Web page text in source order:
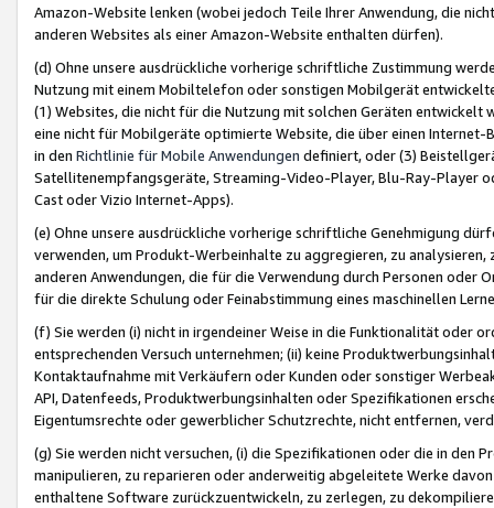
Amazon-Website lenken (wobei jedoch Teile Ihrer Anwendung, die
anderen Websites als einer Amazon-Website enthalten dürfen).
(d) Ohne unsere ausdrückliche vorherige schriftliche Zustimmung
Nutzung mit einem Mobiltelefon oder sonstigen Mobilgerät
(1) Websites, die nicht für die Nutzung mit solchen Geräten
eine nicht für Mobilgeräte optimierte Website, die über einen
in den Richtlinie für Mobile Anwendungen definiert, oder (3)
Satellitenempfangsgeräte, Streaming-Video-Player, Blu-Ray-Player
Cast oder Vizio Internet-Apps).
(e) Ohne unsere ausdrückliche vorherige schriftliche Genehmigung
verwenden, um Produkt-Werbeinhalte zu aggregieren, zu
anderen Anwendungen, die für die Verwendung durch Personen
für die direkte Schulung oder Feinabstimmung eines maschinellen
(f) Sie werden (i) nicht in irgendeiner Weise in die Funktionalität oder
entsprechenden Versuch unternehmen; (ii) keine
Kontaktaufnahme mit Verkäufern oder Kunden oder sonstiger
API, Datenfeeds, Produktwerbungsinhalten oder Spezifikationen
Eigentumsrechte oder gewerblicher Schutzrechte, nicht entfernen,
(g) Sie werden nicht versuchen, (i) die Spezifikationen oder die in
manipulieren, zu reparieren oder anderweitig abgeleitete Werke
enthaltene Software zurückzuentwickeln, zu zerlegen, zu